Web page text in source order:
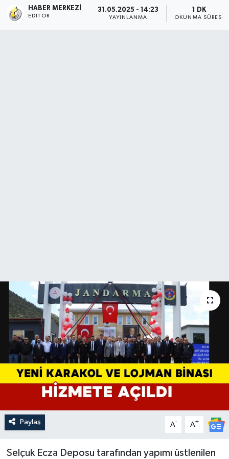
HABER MERKEZI
EDITÖR
31.05.2025 - 14:23
YAYINLANMA
1 DK
OKUNMA SÜRESI
Paylaş A- A+
Selçuk Ecza Deposu tarafından yapımı üstlenilen